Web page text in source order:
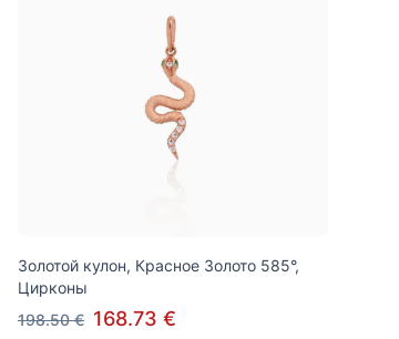
Золотой кулон, Красное Золото 585°,
Цирконы
198.50 € 168.73 €